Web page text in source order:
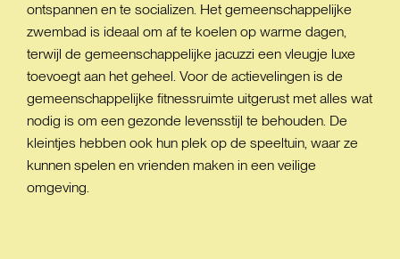
ontspannen en te socializen. Het gemeenschappelijke
zwembad is ideaal om af te koelen op warme dagen,
terwijl de gemeenschappelijke jacuzzi een vleugje luxe
toevoegt aan het geheel. Voor de actievelingen is de
gemeenschappelijke fitnessruimte uitgerust met alles wat
nodig is om een gezonde levensstijl te behouden. De
kleintjes hebben ook hun plek op de speeltuin, waar ze
kunnen spelen en vrienden maken in een veilige
omgeving.